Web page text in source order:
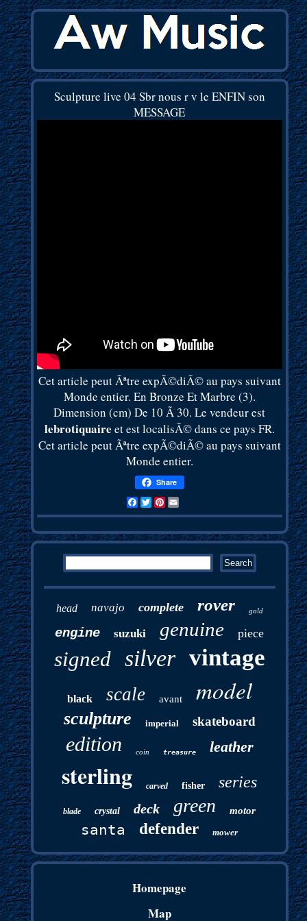
Sculpture live 04 Sbr nous r v le ENFIN son
MESSAGE
Cet article peut Ãªtre expÃ©diÃ© au pays suivant
Monde entier. En Bronze Et Marbre (3).
Dimension (cm) De 10 Ã 30. Le vendeur est
lebrotiquaire et est localisÃ© dans ce pays FR.
Cet article peut Ãªtre expÃ©diÃ© au pays suivant
Monde entier.
Share
Facebook
TwitterPinterest
Email
head navajo complete rover gold
engine suzuki genuine piece
signed silver vintage
black scale avant model
sculpture imperial skateboard
edition coin treasure leather
sterling carved fisher series
blade crystal deck green motor
santa defender mower
Homepage
Map